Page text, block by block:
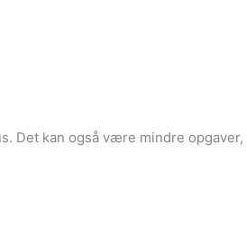
Det kan også være mindre opgaver,